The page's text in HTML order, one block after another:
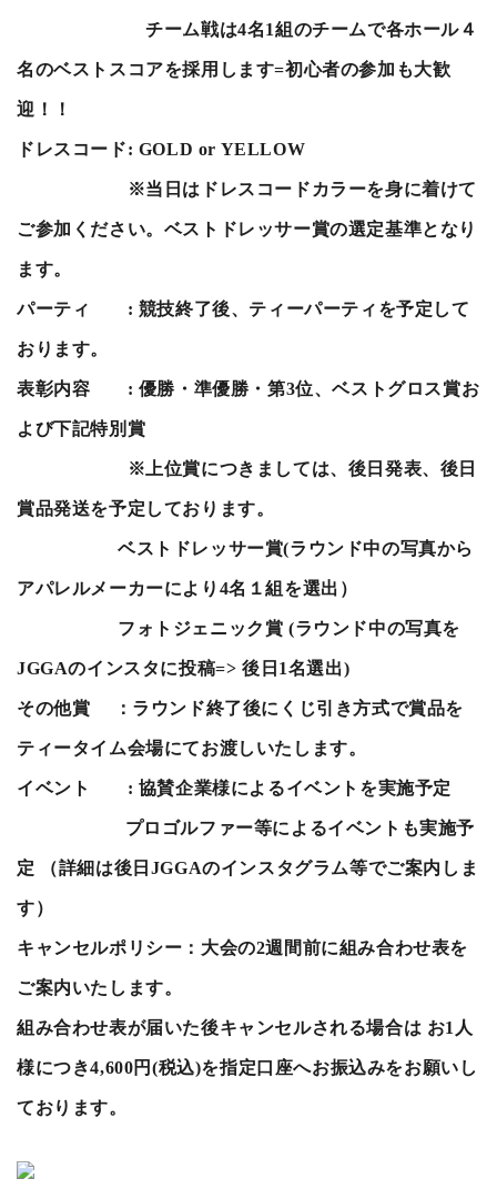
チーム戦は4名1組のチームで各ホール４
名のベストスコアを採用します=初心者の参加も大歓
迎！！
ドレスコード: GOLD or YELLOW
※当日はドレスコードカラーを身に着けて
ご参加ください。ベストドレッサー賞の選定基準となり
ます。
パーティ : 競技終了後、ティーパーティを予定して
おります。
表彰内容 : 優勝・準優勝・第3位、ベストグロス賞お
よび下記特別賞
※上位賞につきましては、後日発表、後日
賞品発送を予定しております。
ベストドレッサー賞(ラウンド中の写真から
アパレルメーカーにより 4名１組を選出）
フォトジェニック賞 (ラウンド中の写真を
JGGAのインスタに投稿=>後日 1名選出)
その他賞 ：ラウンド終了後にくじ引き方式で賞品を
ティータイム会場にてお渡しいたします。
イベント : 協賛企業様によるイベントを実施予定
プロゴルファー等によるイベントも実施予
定 （詳細は後日 JGGAのインスタグラム等でご案内しま
す）
キャンセルポリシー：大会の2週間前に組み合わせ表を
ご案内いたします。
組み合わせ表が届いた後キャンセルされる場合は お1 人
様につき4,600円(税込)を指定口座へお振込みをお願いし
ております。